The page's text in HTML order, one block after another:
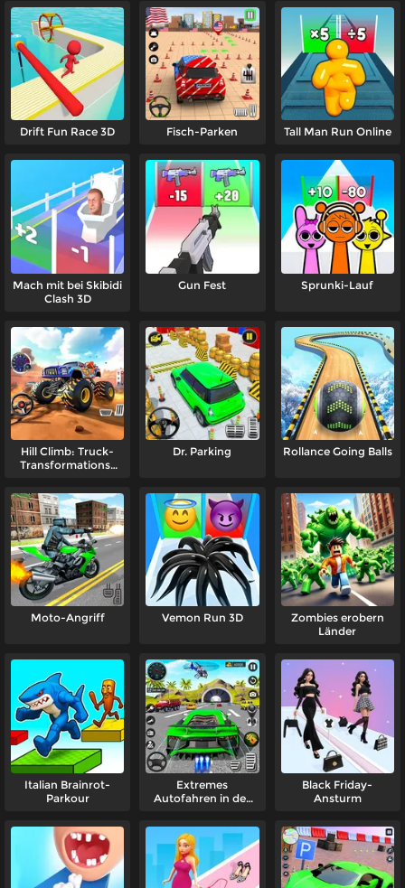
Drift Fun Race 3D Fisch-Parken Tall Man Run Online
Mach mit bei Skibidi
Clash 3D
Gun Fest Sprunki-Lauf
Hill Climb: Truck-
Transformations-
Dr. Parking Rollance Going Balls
Moto-Angriff Vemon Run 3D
Zombies erobern
Länder
Italian Brainrot-
Parkour
Extremes
Autofahren in der
Black Friday-
Ansturm